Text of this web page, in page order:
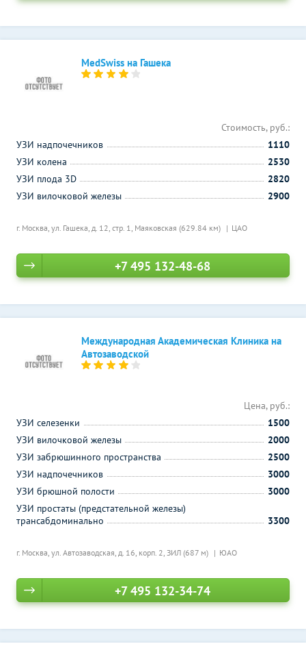
MedSwiss на Гашека
г. Москва, ул. Гашека, д. 12, стр. 1, Маяковская (629.84 км) ЦАО
Стоимость, руб.:
УЗИ надпочечников
1110
УЗИ колена
2530
УЗИ плода 3D
2820
УЗИ вилочковой железы
2900
+7 495 132-48-68
Международная Академическая Клиника на
Автозаводской
г. Москва, ул. Автозаводская, д. 16, корп. 2, ЗИЛ (687 м) ЮАО
Цена, руб.:
УЗИ селезенки
1500
УЗИ вилочковой железы
2000
УЗИ забрюшинного пространства
2500
УЗИ надпочечников
3000
УЗИ брюшной полости
3000
УЗИ простаты (предстательной железы)
трансабдоминально
3300
+7 495 132-34-74